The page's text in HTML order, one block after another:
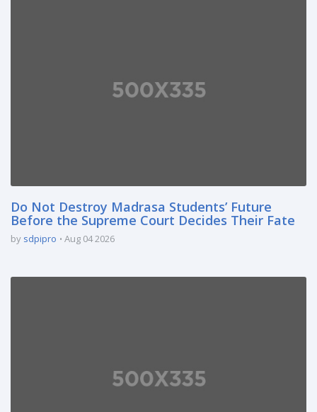
Do Not Destroy Madrasa Students’ Future
Before the Supreme Court Decides Their Fate
by sdpipro Aug 04 2026